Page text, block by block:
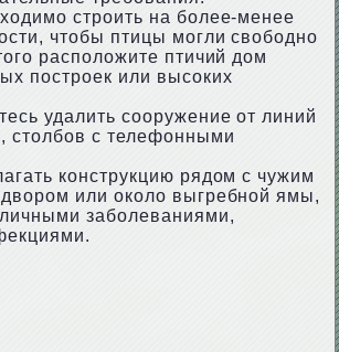
строить на более-менее
чтобы птицы могли свободно
расположите птичий дом
построек или высоких
удалить сооружение от линий
столбов с телефонными
конструкцию рядом с чужим
или около выгребной ямы,
заболеваниями,